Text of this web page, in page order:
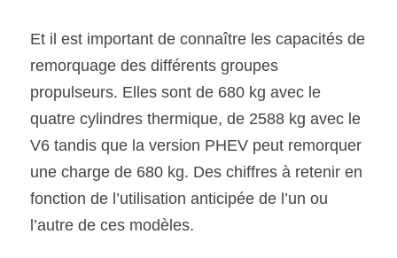
Et il est important de connaître les capacités de
remorquage des différents groupes
propulseurs. Elles sont de 680 kg avec le
quatre cylindres thermique, de 2588 kg avec le
V6 tandis que la version PHEV peut remorquer
une charge de 680 kg. Des chiffres à retenir en
fonction de l’utilisation anticipée de l’un ou
l’autre de ces modèles.